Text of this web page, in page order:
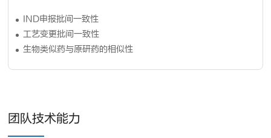
IND申报批间一致性
工艺变更批间一致性
生物类似药与原研药的相似性
团队技术能力